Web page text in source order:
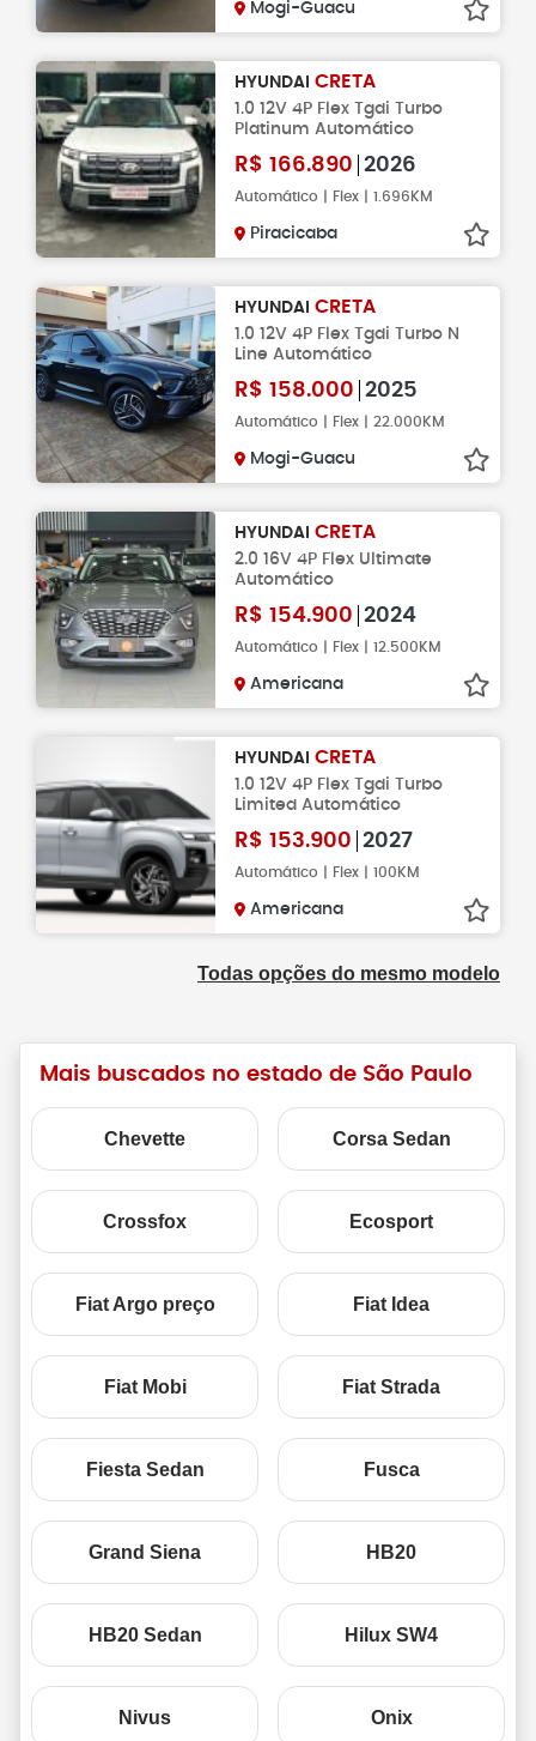
Mogi-Guacu
HYUNDAI CRETA
1.0 12V 4P Flex Tgdi Turbo
Platinum Automático
R$ 166.890 2026
Automático | Flex | 1.696KM
Piracicaba
HYUNDAI CRETA
1.0 12V 4P Flex Tgdi Turbo N
Line Automático
R$ 158.000 2025
Automático | Flex | 22.000KM
Mogi-Guacu
HYUNDAI CRETA
2.0 16V 4P Flex Ultimate
Automático
R$ 154.900 2024
Automático | Flex | 12.500KM
Americana
HYUNDAI CRETA
1.0 12V 4P Flex Tgdi Turbo
Limited Automático
R$ 153.900 2027
Automático | Flex | 100KM
Americana
Todas opções do mesmo modelo
Mais buscados no estado de São Paulo
Chevette Corsa Sedan
Crossfox Ecosport
Fiat Argo preço Fiat Idea
Fiat Mobi Fiat Strada
Fiesta Sedan Fusca
Grand Siena HB20
HB20 Sedan Hilux SW4
Nivus Onix